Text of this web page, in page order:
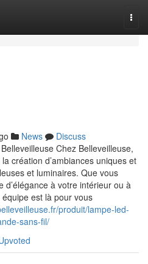
News
Discuss
Chez Belleveilleuse,
création d’ambiances uniques et
et luminaires. Que vous
à votre intérieur ou à
est là pour vous
produit/lampe-led-
sans-fil/